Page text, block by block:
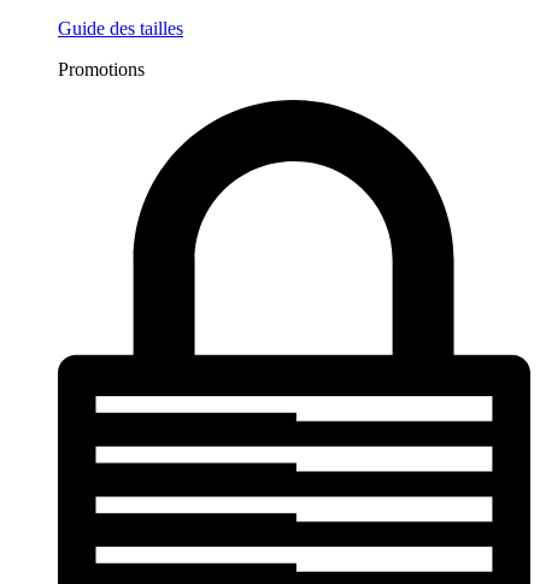
Guide des tailles
Promotions